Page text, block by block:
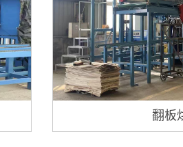
翻板烘干机